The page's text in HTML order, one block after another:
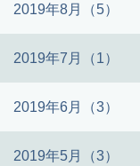
2019年8月（5）
2019年7月（1）
2019年6月（3）
2019年5月（3）